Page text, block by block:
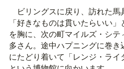
ビリングスに戻り、訪れた馬
「好きなものは貫いたらいい
を胸に、次の町マイルズ・シ
多さん。途中ハプニングに巻き
にたどり着いて「レンジ・ライ